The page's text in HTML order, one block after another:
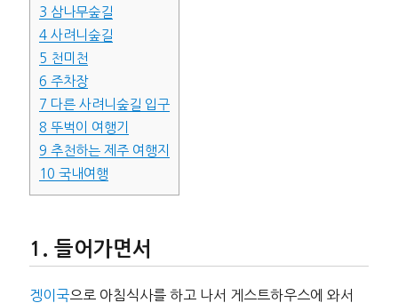
3 삼나무숲길
4사려니숲길
5 천미천
6 주차장
7 다른 사려니숲길 입구
8 뚜벅이 여행기
9 추천하는 제주 여행지
10 국내여행
들어가면서
겡이국으로 아침식사를 하고 나서 게스트하우스에 와서